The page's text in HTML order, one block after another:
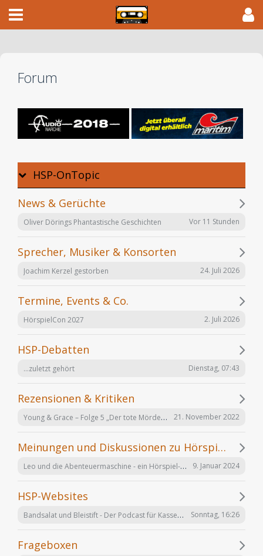
Forum
HSP-OnTopic
News & Gerüchte
Oliver Dörings Phantastische Geschichten Vor 11 Stunden
Sprecher, Musiker & Konsorten
Joachim Kerzel gestorben 24. Juli 2026
Termine, Events & Co.
HörspielCon 2027 2. Juli 2026
HSP-Debatten
...zuletzt gehört Dienstag, 07:43
Rezensionen & Kritiken
Young & Grace – Folge 5 „Der tote Mörder“ von TOS Hörfabrik 21. November 2022
Meinungen und Diskussionen zu Hörspielen und Hörbüchern
Leo und die Abenteuermaschine - ein Hörspiel-Desaster mit Happy End 9. Januar 2024
HSP-Websites
Bandsalat und Bleistift - Der Podcast für Kassetten-Kinder Sonntag, 16:26
Frageboxen